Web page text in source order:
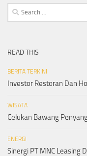
Search
for:
READ THIS
BERITA TERKINI
Investor Restoran Dan
WISATA
Celukan Bawang
ENERGI
Sinergi PT MNC Leasing